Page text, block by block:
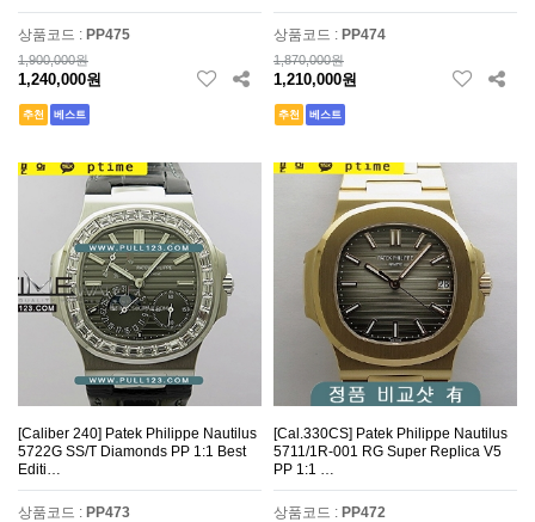
상품코드 : PP475
1,900,000원
1,240,000원
추천 베스트
상품코드 : PP474
1,870,000원
1,210,000원
추천 베스트
[Caliber 240] Patek Philippe Nautilus
5722G SS/T Diamonds PP 1:1 Best
Editi…
상품코드 : PP473
[Cal.330CS] Patek Philippe Nautilus
5711/1R-001 RG Super Replica V5
PP 1:1 …
상품코드 : PP472